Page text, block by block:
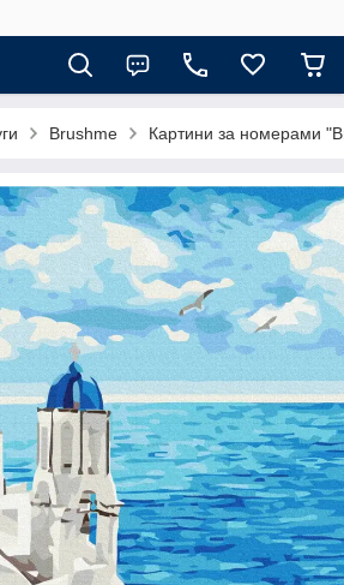
Brushme Картини за номерами